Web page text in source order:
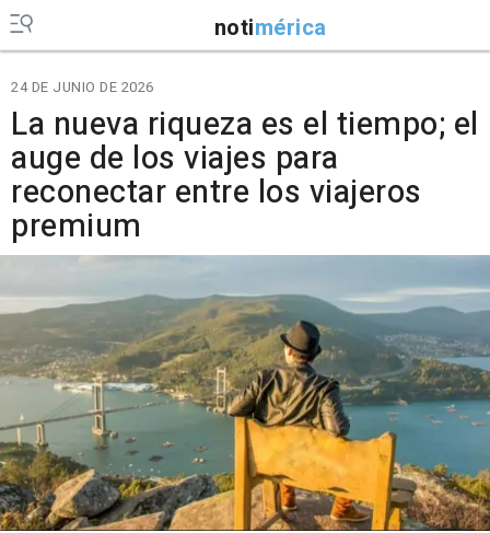
notimérica
24 DE JUNIO DE 2026
La nueva riqueza es el tiempo; el
auge de los viajes para
reconectar entre los viajeros
premium